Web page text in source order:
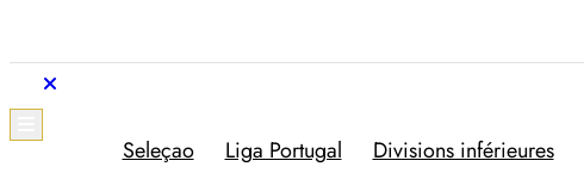
contenu
Trivela
L'actualité du football portugais
Seleçao Liga Portugal Divisions inférieures